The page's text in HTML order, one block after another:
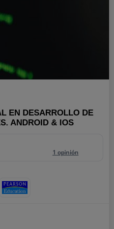
EN DESARROLLO DE
ANDROID & IOS
1 opinión